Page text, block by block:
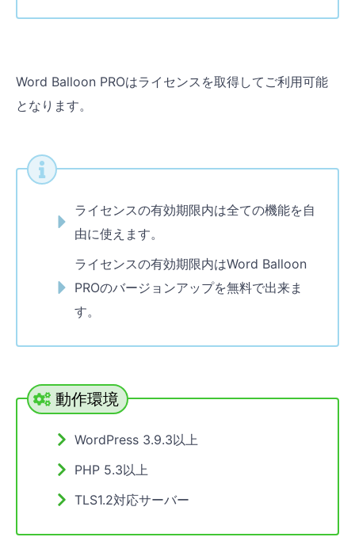
Word Balloon PROはライセンスを取得してご利用可能
となります。
ライセンスの有効期限内は全ての機能を自
由に使えます。
ライセンスの有効期限内はWord Balloon
PROのバージョンアップを無料で出来ま
す。
動作環境
WordPress 3.9.3以上
PHP 5.3以上
TLS1.2対応サーバー